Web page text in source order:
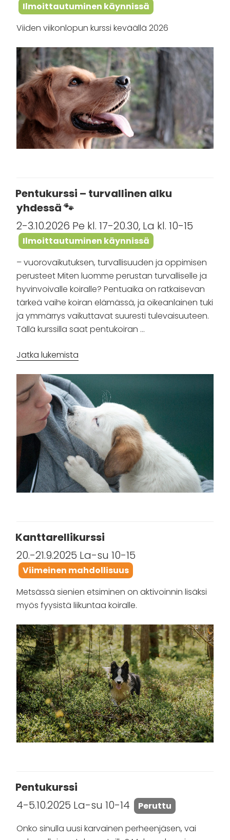
Ilmoittautuminen käynnissä
Viiden viikonlopun kurssi keväällä 2026
Pentukurssi – turvallinen alku
yhdessä 🐾
2-3.10.2026 Pe kl. 17-20.30, La kl. 10-15
Ilmoittautuminen käynnissä
– vuorovaikutuksen, turvallisuuden ja oppimisen
perusteet Miten luomme perustan turvalliselle ja
hyvinvoivalle koiralle? Pentuaika on ratkaisevan
tärkeä vaihe koiran elämässä, ja oikeanlainen tuki
ja ymmärrys vaikuttavat suuresti tulevaisuuteen.
Tällä kurssilla saat pentukoiran …
Jatka lukemista
alku
yhdessä
🐾”
Kanttarellikurssi
20.-21.9.2025 La-su 10-15
Viimeinen mahdollisuus
Metsässä sienien etsiminen on aktivoinnin lisäksi
myös fyysistä liikuntaa koiralle.
Pentukurssi
4-5.10.2025 La-su 10-14
Peruttu
Onko sinulla uusi karvainen perheenjäsen, vai